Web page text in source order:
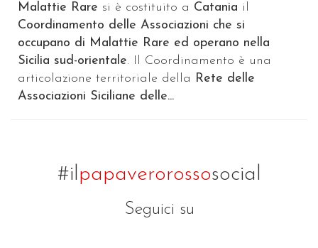
Malattie Rare si è costituito a Catania il
Coordinamento delle Associazioni che si
occupano di Malattie Rare ed operano nella
Sicilia sud-orientale. Il Coordinamento è una
articolazione territoriale della Rete delle
Associazioni Siciliane delle...
#ilpapaverorossosocial
Seguici su